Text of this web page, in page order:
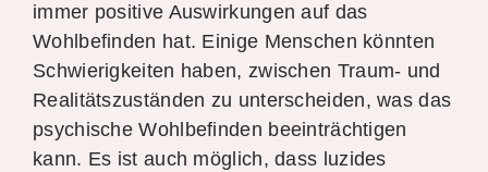
immer positive Auswirkungen auf das
Wohlbefinden hat. Einige Menschen könnten
Schwierigkeiten haben, zwischen Traum- und
Realitätszuständen zu unterscheiden, was das
psychische Wohlbefinden beeinträchtigen
kann. Es ist auch möglich, dass luzides